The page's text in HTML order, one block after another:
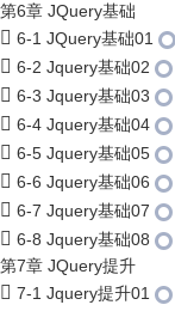
第6章 JQuery基础
6-1 JQuery基础01
6-2 Jquery基础02
6-3 Jquery基础03
6-4 Jquery基础04
6-5 Jquery基础05
6-6 Jquery基础06
6-7 Jquery基础07
6-8 Jquery基础08
第7章 JQuery提升
7-1 Jquery提升01